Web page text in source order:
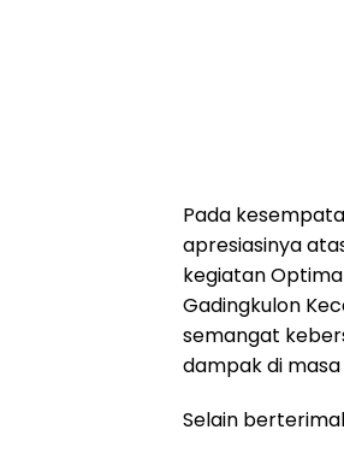
Pada
apresiasinya
kegiatan
Gadingkulon
semangat
dampak di masa
Selain